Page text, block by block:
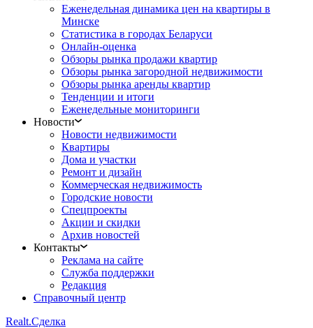
Еженедельная динамика цен на квартиры в
Минске
Статистика в городах Беларуси
Онлайн-оценка
Обзоры рынка продажи квартир
Обзоры рынка загородной недвижимости
Обзоры рынка аренды квартир
Тенденции и итоги
Еженедельные мониторинги
Новости
Новости недвижимости
Квартиры
Дома и участки
Ремонт и дизайн
Коммерческая недвижимость
Городские новости
Спецпроекты
Акции и скидки
Архив новостей
Контакты
Реклама на сайте
Служба поддержки
Редакция
Справочный центр
Realt.Сделка